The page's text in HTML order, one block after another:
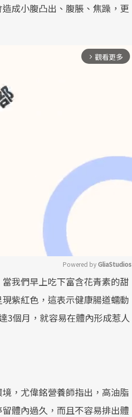
成小腹凸出、腹脹、焦躁，更
arrow_forward_ios 觀看更多
Mute
Powered by GliaStudios
我們早上吃下富含花青素的甜
紫紅色，這表示健康腸道蠕動
3個月，就容易在體內形成惹人
，尤偉銘營養師指出，高油脂
體內過久，而且不容易排出體